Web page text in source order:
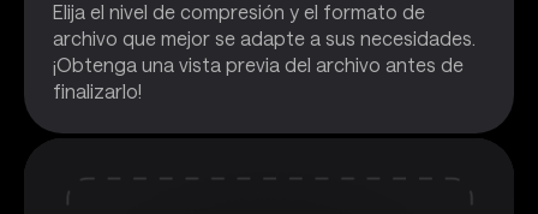
Elija el nivel de compresión y el formato de
archivo que mejor se adapte a sus necesidades.
¡Obtenga una vista previa del archivo antes de
finalizarlo!